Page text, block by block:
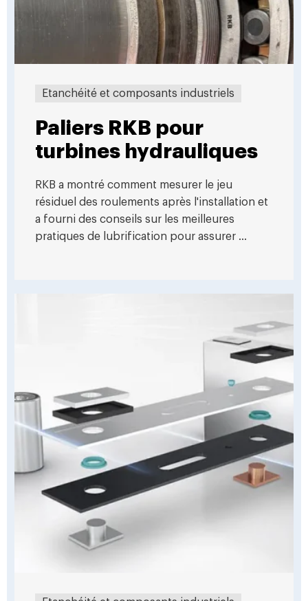
Etanchéité et composants industriels
Paliers RKB pour
turbines hydrauliques
RKB a montré comment mesurer le jeu
résiduel des roulements après l'installation et
a fourni des conseils sur les meilleures
pratiques de lubrification pour assurer ...